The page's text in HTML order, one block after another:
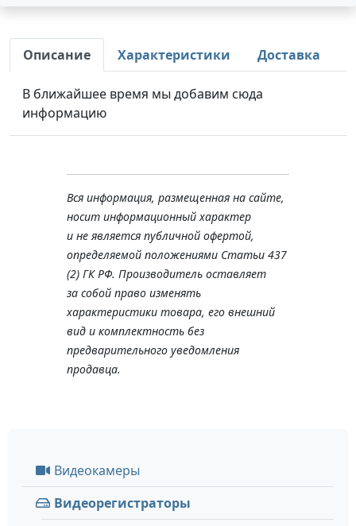
Описание Характеристики Доставка
В ближайшее время мы добавим сюда
информацию
Вся информация, размещенная на сайте,
носит информационный характер
и не является публичной офертой,
определяемой положениями Статьи 437
(2) ГК РФ. Производитель оставляет
за собой право изменять
характеристики товара, его внешний
вид и комплектность без
предварительного уведомления
продавца.
Видеокамеры
Видеорегистраторы